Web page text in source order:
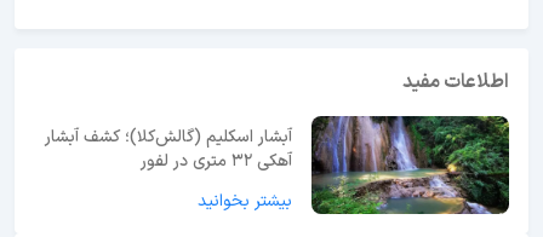
اطلاعات مفید
آبشار اسکلیم (گالش‌کلا)؛ کشف آبشار
آهکی ۳۲ متری در لفور
بیشتر بخوانید